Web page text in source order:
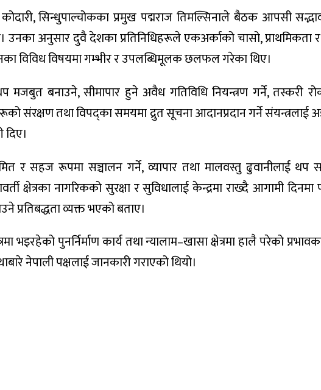
सिन्धुपाल्चोकका प्रमुख पद्मराज तिमल्सिनाले बैठक आपसी
उनका अनुसार दुवै देशका प्रतिनिधिहरूले एकअर्काको चासो,
विविध विषयमा गम्भीर र उपलब्धिमूलक छलफल गरेका थिए।
मजबुत बनाउने, सीमापार हुने अवैध गतिविधि नियन्त्रण गर्ने, तस्करी
संरक्षण तथा विपद्का समयमा द्रुत सूचना आदानप्रदान गर्ने
र सहज रूपमा सञ्चालन गर्ने, व्यापार तथा मालवस्तु ढुवानीलाई
क्षेत्रका नागरिकको सुरक्षा र सुविधालाई केन्द्रमा राख्दै आगामी
प्रतिबद्धता व्यक्त भएको बताए।
भइरहेको पुनर्निर्माण कार्य तथा न्यालाम–खासा क्षेत्रमा हालै परेको
नेपाली पक्षलाई जानकारी गराएको थियो।